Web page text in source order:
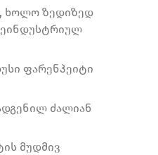
ხოლო ზედიზედ
ფარენჰეიტი
ძალიან
მუდმივ